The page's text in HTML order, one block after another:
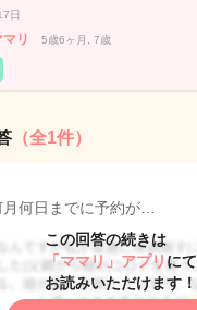
日
リ 5歳6ヶ月, 7歳
（全1件）
何日までに予約が…
この回答の続きは
「ママリ」アプリ にて
お読みいただけます！